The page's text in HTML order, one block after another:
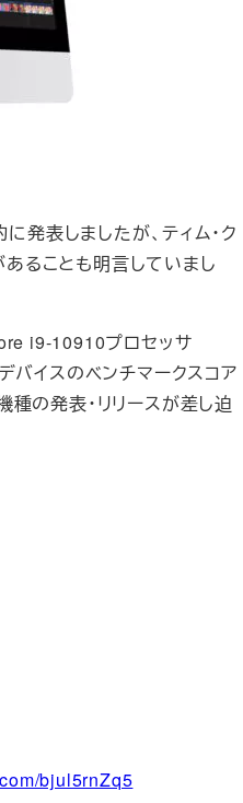
表しましたが、ティム・ク
ることも明言していまし
i9-10910プロセッサ
バイスのベンチマークスコア
の発表・リリースが差し迫
bjul5rnZq5